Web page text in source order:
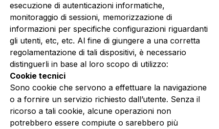
esecuzione di autenticazioni informatiche,
monitoraggio di sessioni, memorizzazione di
informazioni per specifiche configurazioni riguardanti
gli utenti, etc, etc. Al fine di giungere a una corretta
regolamentazione di tali dispositivi, è necessario
distinguerli in base al loro scopo di utilizzo:
Cookie tecnici
Sono cookie che servono a effettuare la navigazione
o a fornire un servizio richiesto dall’utente. Senza il
ricorso a tali cookie, alcune operazioni non
potrebbero essere compiute o sarebbero più